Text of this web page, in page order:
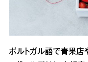
ポルトガル語で青果店